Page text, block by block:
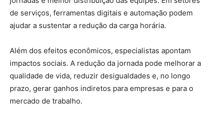
de serviços, ferramentas digitais e automação podem
ajudar a sustentar a redução da carga horária.
Além dos efeitos econômicos, especialistas apontam
impactos sociais. A redução da jornada pode melhorar a
qualidade de vida, reduzir desigualdades e, no longo
prazo, gerar ganhos indiretos para empresas e para o
mercado de trabalho.